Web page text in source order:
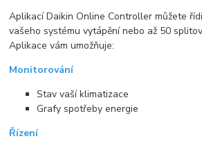
Aplikací Daikin Online Controller můžete
vašeho systému vytápění nebo až 50
Aplikace vám umožňuje:
Monitorování
Stav vaší klimatizace
Grafy spotřeby energie
Řízení